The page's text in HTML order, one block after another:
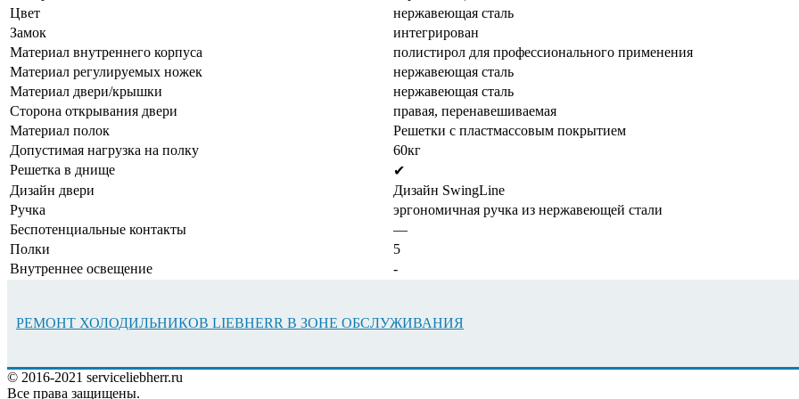
Цвет
нержавеющая сталь
Замок
интегрирован
Материал внутреннего корпуса
полистирол для профессионального применения
Материал регулируемых ножек
нержавеющая сталь
Материал двери/крышки
нержавеющая сталь
Сторона открывания двери
правая, перенавешиваемая
Материал полок
Решетки с пластмассовым покрытием
Допустимая нагрузка на полку
60кг
Решетка в днище
✔
Дизайн двери
Дизайн SwingLine
Ручка
эргономичная ручка из нержавеющей стали
Беспотенциальные контакты
—
Полки
5
Внутреннее освещение
-
РЕМОНТ ХОЛОДИЛЬНИКОВ LIEBHERR В ЗОНЕ ОБСЛУЖИВАНИЯ
© 2016-2021 serviceliebherr.ru
Все права защищены.